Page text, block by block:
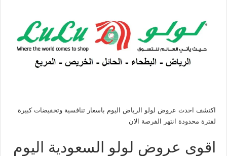
اكتشف احدث عروض لولو الرياض اليوم باسعار تنافسية وتخفيضات كبيرة
لفترة محدودة انتهر الفرصة الان
اقوى عروض لولو السعودية اليوم